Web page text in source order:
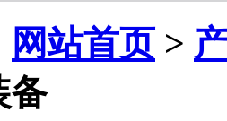
网站首页>
备